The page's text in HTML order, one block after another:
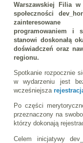
Warszawskiej Filia
społeczności
zainteresowane
programowaniem i
stanowi doskonałą
doświadczeń oraz
regionu.
Spotkanie rozpocznie
w wydarzeniu jest
wcześniejsza
Po części
przeznaczony na
którzy dokonają
Celem inicjatywy